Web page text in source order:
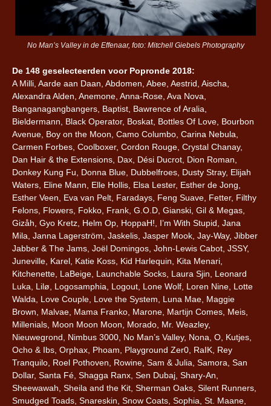
No Man’s Valley in de Effenaar, foto: Mitchell Giebels Photography
De 148 geselecteerden voor Popronde 2018:
A Milli, Aarde aan Daan, Abdomen, Abee, Aestrid, Aischa,
Alexandra Alden, Anemone, Anna-Rose, Ava Nova,
Banganagangbangers, Baptist, Bawrence of Aralia,
Bieldermann, Black Operator, Boskat, Bottles Of Love, Bourbon
Avenue, Boy on the Moon, Camo Columbo, Carina Nebula,
Carmen Forbes, Coolboxer, Cordon Rouge, Crystal Chanay,
Dan Hair & the Extensions, Dax, Dési Ducrot, Dion Roman,
Donkey Kung Fu, Donna Blue, Dubbelfroes, Dusty Stray, Elijah
Waters, Eline Mann, Elle Hollis, Elsa Lester, Esther de Jong,
Esther Veen, Eva van Pelt, Faradays, Feng Suave, Fetter, Filthy
Felons, Flowers, Fokko, Frank, G.O.D, Gianski, Gil & Megas,
Gizåh, Gyo Kretz, Helm Op, HoppaH!, I’m With Stupid, Jana
Mila, Janna Lagerström, Jaskelis, Jasper Mook, Jay-Way, Jibber
Jabber & The Jams, Joël Domingos, John-Lewis Cabot, JSSY,
Juneville, Karel, Katie Koss, Kid Harlequin, Kita Menari,
Kitchenette, LaBeige, Launchable Socks, Laura Sjin, Leonard
Luka, Lilø, Logosamphia, Logout, Lone Wolf, Loren Nine, Lotte
Walda, Love Couple, Love the System, Luna Mae, Maggie
Brown, Malvae, Mama Franko, Marone, Martijn Comes, Meis,
Millenials, Moon Moon Moon, Morado, Mr. Weazley,
Nieuwegrond, Nimbus 3000, No Man’s Valley, Nona, O, Kutjes,
Ocho & Ibs, Orphax, Phoam, Playground Zer0, RaIK, Rey
Tranquilo, Roel Pothoven, Rowine, Sam & Julia, Samora, San
Dollar, Santa Fé, Shagga Ranx, Sen Dubaj, Shary-An,
Sheewawah, Sheila and the Kit, Sherman Oaks, Silent Runners,
Smudged Toads, Snareskin, Snow Coats, Sophia, St. Maane,